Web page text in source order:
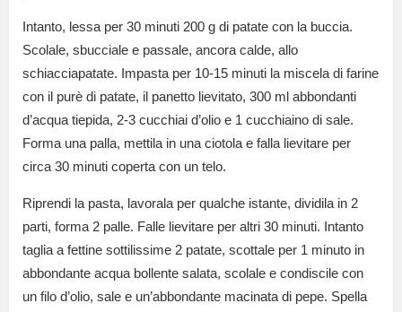
Intanto, lessa per 30 minuti 200 g di patate con la buccia.
Scolale, sbucciale e passale, ancora calde, allo
schiacciapatate. Impasta per 10-15 minuti la miscela di farine
con il purè di patate, il panetto lievitato, 300 ml abbondanti
d’acqua tiepida, 2-3 cucchiai d’olio e 1 cucchiaino di sale.
Forma una palla, mettila in una ciotola e falla lievitare per
circa 30 minuti coperta con un telo.
Riprendi la pasta, lavorala per qualche istante, dividila in 2
parti, forma 2 palle. Falle lievitare per altri 30 minuti. Intanto
taglia a fettine sottilissime 2 patate, scottale per 1 minuto in
abbondante acqua bollente salata, scolale e condiscile con
un filo d’olio, sale e un’abbondante macinata di pepe. Spella